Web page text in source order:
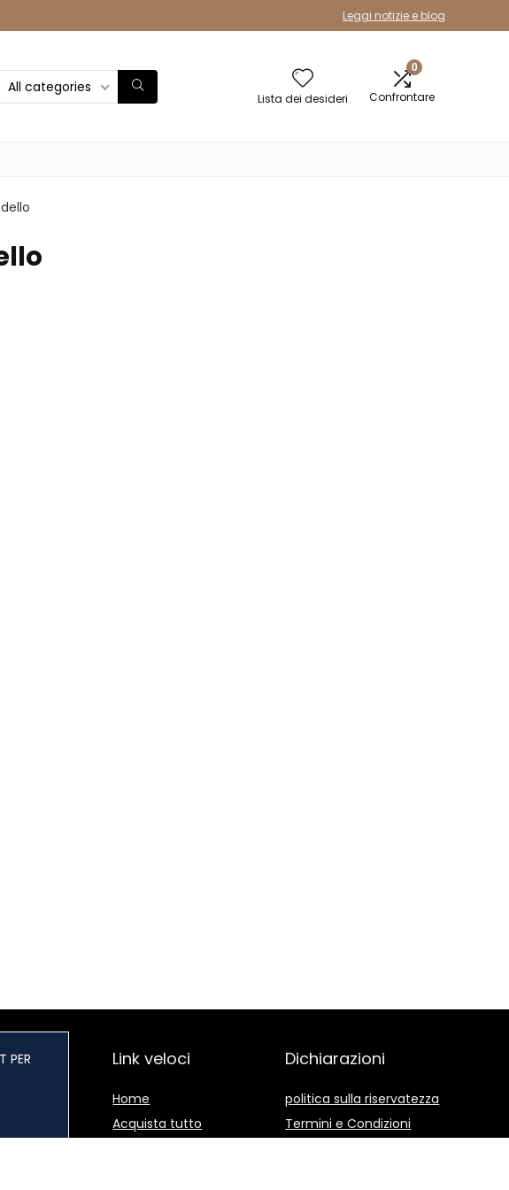
Leggi notizie e blog
All categories
Lista dei desideri
0
Confrontare
PER
Link veloci
Home
Acquista tutto
Dichiarazioni
politica sulla riservatezza
Termini e Condizioni